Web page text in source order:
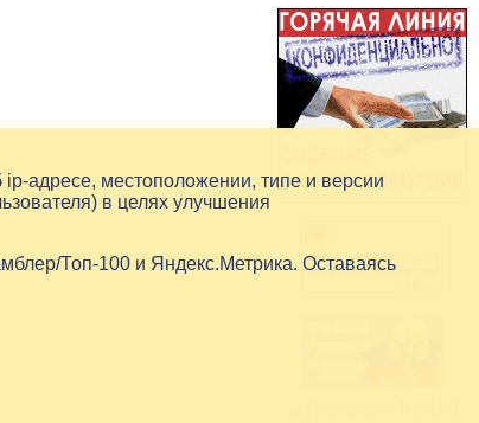
ip-адресе, местоположении, типе и версии
в целях улучшения
Топ-100 и Яндекс.Метрика. Оставаясь